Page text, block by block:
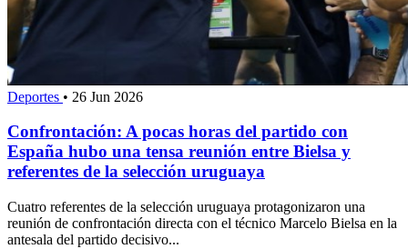
Deportes • 26 Jun 2026
Confrontación: A pocas horas del partido con
España hubo una tensa reunión entre Bielsa y
referentes de la selección uruguaya
Cuatro referentes de la selección uruguaya protagonizaron una
reunión de confrontación directa con el técnico Marcelo Bielsa en la
antesala del partido decisivo...